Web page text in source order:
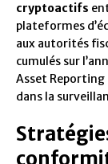
cryptoactifs
plateformes
aux autorités
cumulés sur
Asset Reporting
dans la